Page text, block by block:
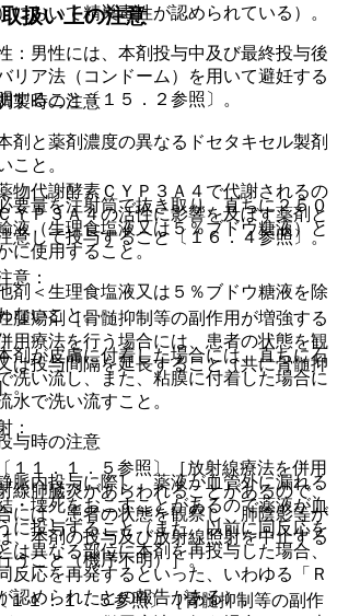
扱い上の注意
製時の注意
と薬剤濃度の異なるドセタキセル製剤
こと。
量を注射筒で抜き取り、直ちに２５０
液（生理食塩液又は５％ブドウ糖液）と
に使用すること。
剤＜生理食塩液又は５％ブドウ糖液を除
ないこと。
が皮膚に付着した場合には、直ちに石
洗い流し、また、粘膜に付着した場合に
水で洗い流すこと。
与時の注意
内投与に際し、薬液が血管外に漏れる
・壊死をおこすことがあるので薬液が血
に投与すること（また、以前に同反応を
は異なる部位に本剤を再投与した場合、
反応を再発するといった、いわゆる「Ｒ
認められたとの報告がある）。
において精巣毒性が認められている）。
：男性には、本剤投与中及び最終投与後
リア法（コンドーム）を用いて避妊する
すること〔１５．２参照〕。
物代謝酵素ＣＹＰ３Ａ４で代謝されるの
ＹＰ３Ａ４の活性に影響を及ぼす薬剤と
意して投与すること〔１６．４参照〕。
意：
腫瘍剤［骨髄抑制等の副作用が増強する
用療法を行う場合には、患者の状態を観
は投与間隔を延長すること（共に骨髄抑
。
：
１．１．５参照〕［放射線療法を併用
線肺臓炎があらわれることがあるので、
には、患者の状態を観察し、肺陰影等が
、本剤の投与及び放射線照射を中止する
うこと（機序不明）］。
１．１．５参照〕［骨髄抑制等の副作